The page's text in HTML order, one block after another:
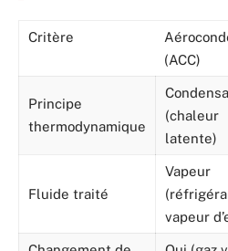
Critère
(ACC)
Principe
thermodynamique
(chaleur
latente)
Fluide traité
Vapeur
vapeur